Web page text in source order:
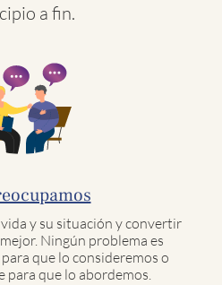
a fin.
y su situación y convertir
Ningún problema es
que lo consideremos o
para que lo abordemos.